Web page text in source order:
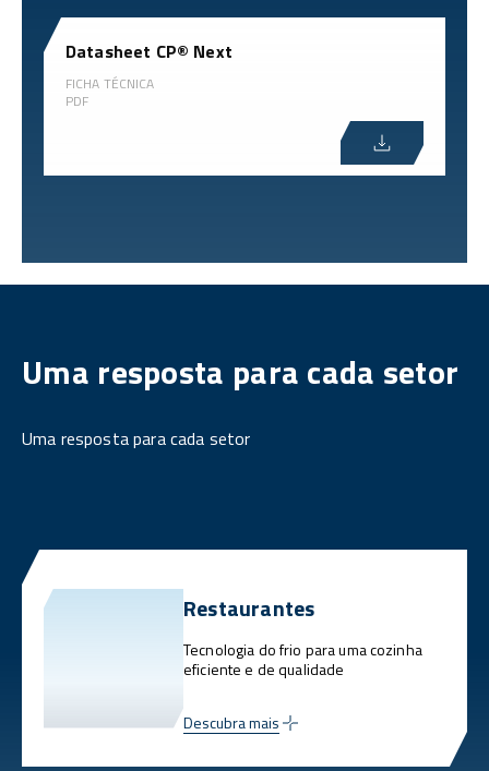
Datasheet CP® Next
FICHA TÉCNICA
PDF
Uma resposta para cada setor
Uma resposta para cada setor
Restaurantes
Tecnologia do frio para uma cozinha
eficiente e de qualidade
Descubra mais